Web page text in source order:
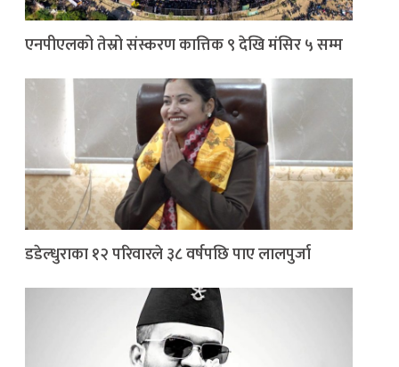
एनपीएलको तेस्रो संस्करण कात्तिक ९ देखि मंसिर ५ सम्म
डडेल्धुराका १२ परिवारले ३८ वर्षपछि पाए लालपुर्जा